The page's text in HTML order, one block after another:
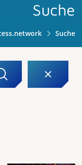
Suche
Suche